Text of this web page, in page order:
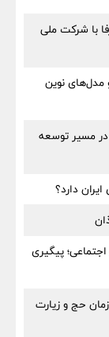
با شرکت ملی
نوین
در مسیر توسعه
دارد؟
پیگیری
حج و زیارت